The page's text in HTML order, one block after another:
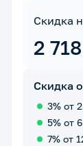
Скидка
2
Скидка
3% от
5% от
7% от